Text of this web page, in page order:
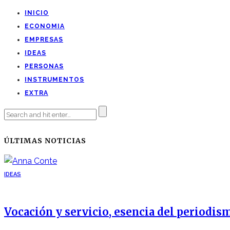
INICIO
ECONOMIA
EMPRESAS
IDEAS
PERSONAS
INSTRUMENTOS
EXTRA
ÚLTIMAS NOTICIAS
IDEAS
Vocación y servicio, esencia del